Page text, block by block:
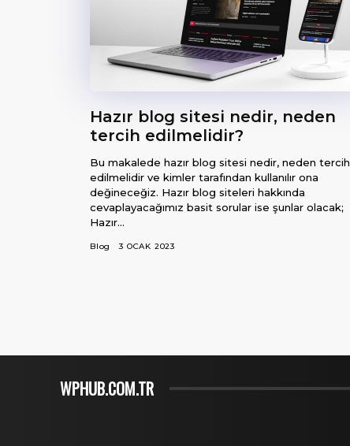
İçerik
Merkezi
Hazır blog sitesi nedir, neden
tercih edilmelidir?
Bu makalede hazır blog sitesi nedir, neden tercih
edilmelidir ve kimler tarafından kullanılır ona
değineceğiz. Hazır blog siteleri hakkında
cevaplayacağımız basit sorular ise şunlar olacak;
Hazır...
Blog 3 OCAK 2023
WPHUB.COM.TR